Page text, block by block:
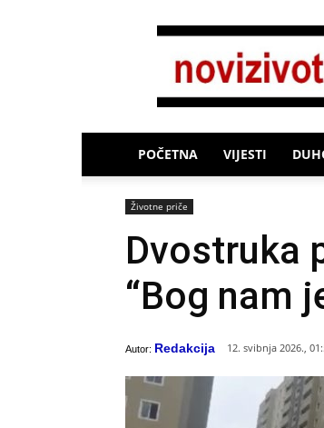
Novi
POČETNA VIJESTI
Životne priče
Dvostruka
“Bog nam
Autor: Redakcija 12. svibnja 2026.,